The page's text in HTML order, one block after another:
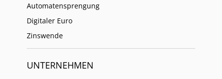
Automatensprengung
Digitaler Euro
Zinswende
UNTERNEHMEN